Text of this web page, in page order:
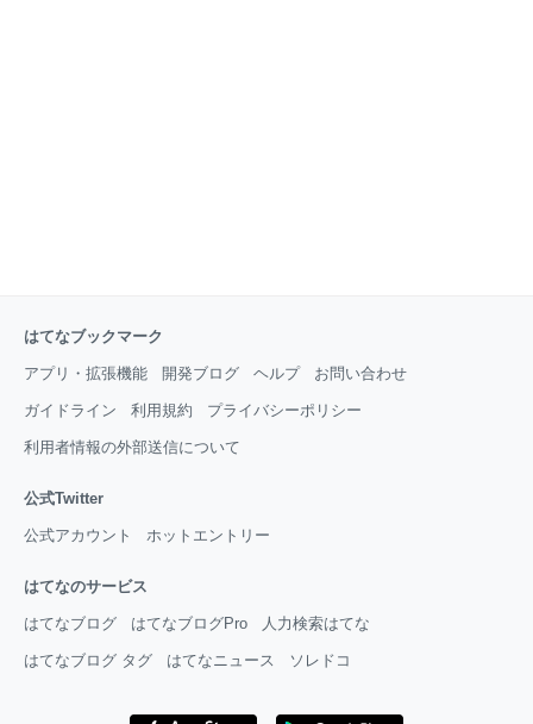
はてなブックマーク
アプリ・拡張機能 開発ブログ ヘルプ お問い合わせ
ガイドライン 利用規約 プライバシーポリシー
利用者情報の外部送信について
公式Twitter
公式アカウント ホットエントリー
はてなのサービス
はてなブログ はてなブログPro 人力検索はてな
はてなブログ タグ はてなニュース ソレドコ